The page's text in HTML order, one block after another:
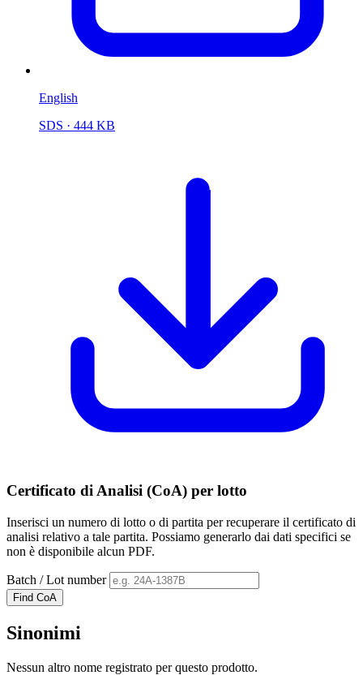
English
SDS · 444 KB
Certificato di Analisi (CoA) per lotto
Inserisci un numero di lotto o di partita per recuperare il certificato di
analisi relativo a tale partita. Possiamo generarlo dai dati specifici se
non è disponibile alcun PDF.
Batch / Lot number
Find CoA
Sinonimi
Nessun altro nome registrato per questo prodotto.